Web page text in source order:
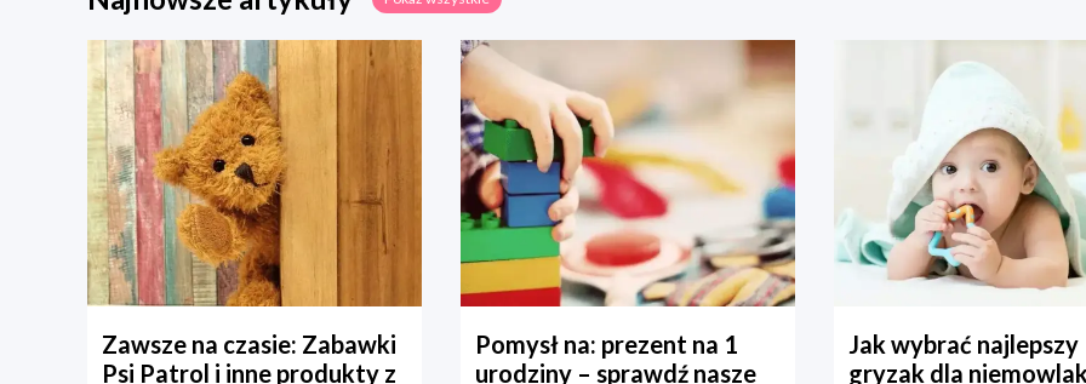
Zawsze na czasie: Zabawki
Psi Patrol i inne produkty z
Pomysł na: prezent na 1
urodziny – sprawdź nasze
Jak wybrać najlepszy
gryzak dla